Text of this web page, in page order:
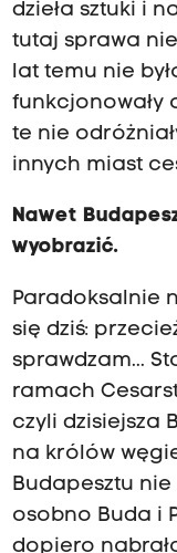
dzieła sztuki i
tutaj sprawa
lat temu nie
funkcjonowały
te nie
innych miast
Nawet
wyobrazić.
Paradoksalnie
się dziś:
sprawdzam...
ramach
czyli dzisiejsza
na królów
Budapesztu nie
osobno Buda i
dopiero